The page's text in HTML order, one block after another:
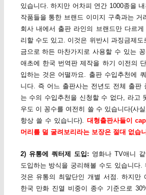
있습니다. 하지만 어차피 연간 1000종을
작품들을 통한 브랜드 이미지 구축과는 거
회사 내에서 출판 라인의 브랜드만 다르
리할 수도 있고. 이것은 위반시 과징금제도
금으로 하든 마찬가지로 사용할 수 있는 꽁
애초에 한국 번역판 제작을 하기 이전의
입하는 것은 어떨까요. 출판 수입추천에
니다. 즉 어느 출판사는 전년도 전체 출판
는 수의 수입추천을 신청할 수 없다, 라고
우도 이 꽁수를 여전히 쓸 수 있습니다(사
항상 쓸 수 있습니다). 대형출판사들이
머리를 덜 굴려보리라는 보장은 절대 없습
2) 유통에 쿼터제 도입: 영화나 TV애니
도입하는 방식을 궁리해볼 수도 있습니다.
것은 유통의 최말단인 개별 서점. 하지만
한국 만화 진열 비중이 종수 기준으로